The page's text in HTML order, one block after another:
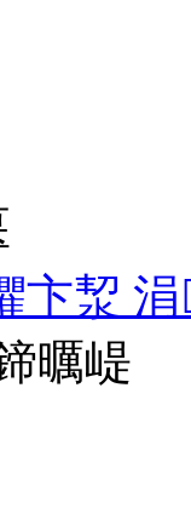
卞洯
曞崼